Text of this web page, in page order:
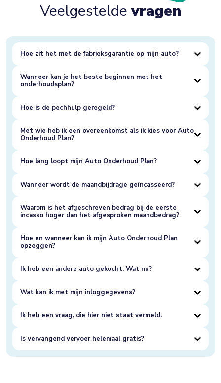
Veelgesteldevragen
Hoe zit het met de fabrieksgarantie op mijn auto?
Wanneer kan je het beste beginnen met het
onderhoudsplan?
Hoe is de pechhulp geregeld?
Met wie heb ik een overeenkomst als ik kies voor Auto
Onderhoud Plan?
Hoe lang loopt mijn Auto Onderhoud Plan?
Wanneer wordt de maandbijdrage geïncasseerd?
Waarom is het afgeschreven bedrag bij de eerste
incasso hoger dan het afgesproken maandbedrag?
Hoe en wanneer kan ik mijn Auto Onderhoud Plan
opzeggen?
Ik heb een andere auto gekocht. Wat nu?
Wat kan ik met mijn inloggegevens?
Ik heb een vraag, die hier niet staat vermeld.
Is vervangend vervoer helemaal gratis?